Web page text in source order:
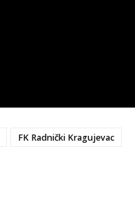
FK Radnički Kragujevac